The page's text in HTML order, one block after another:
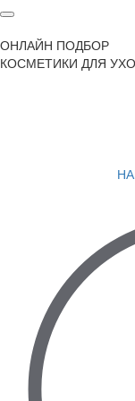
ОНЛАЙН ПОДБОР
КОСМЕТИКИ ДЛЯ